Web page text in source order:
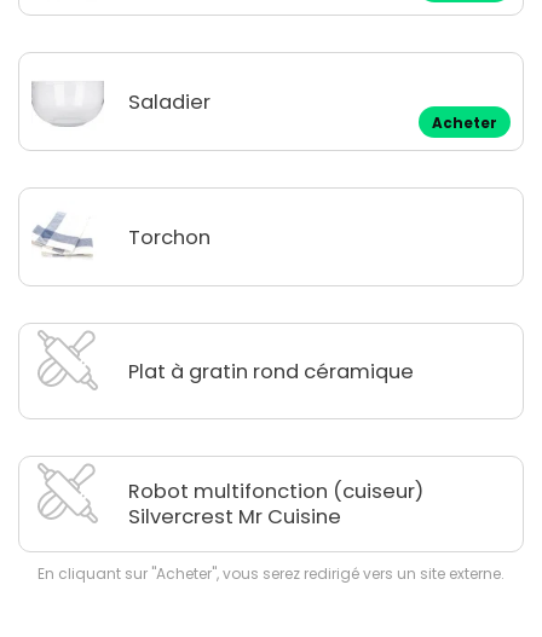
Saladier
Acheter
Torchon
Plat à gratin rond céramique
Robot multifonction (cuiseur)
Silvercrest Mr Cuisine
En cliquant sur "Acheter", vous serez redirigé vers un site externe.